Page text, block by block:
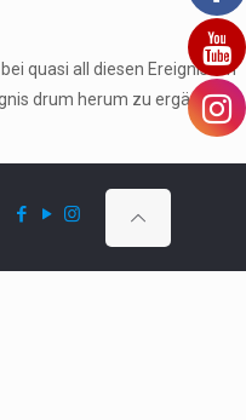
quasi all diesen Ereignissen
drum herum zu ergänzen